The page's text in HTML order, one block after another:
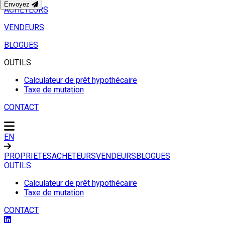
ACHETEURS
VENDEURS
BLOGUES
OUTILS
Calculateur de prêt hypothécaire
Taxe de mutation
CONTACT
EN
PROPRIETESACHETEURSVENDEURSBLOGUES
OUTILS
Calculateur de prêt hypothécaire
Taxe de mutation
CONTACT
Envoyez